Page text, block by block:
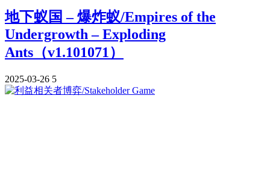
地下蚁国 – 爆炸蚁/Empires of the
Undergrowth – Exploding
Ants（v1.101071）
2025-03-26 5